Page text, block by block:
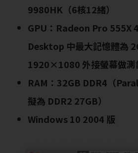
9980HK（6核12緒）
GPU：Radeon Pro 555X
Desktop 中最大記憶體為
1920×1080 外接螢幕做測
RAM：32GB DDR4（
擬為 DDR2 27GB）
Windows 10 2004 版